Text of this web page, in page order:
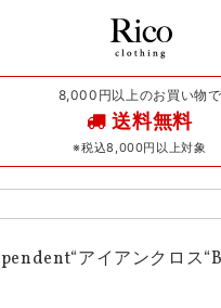
8,000円以上のお買い物で
送料無料
※税込8,000円以上対象
アイアンクロス